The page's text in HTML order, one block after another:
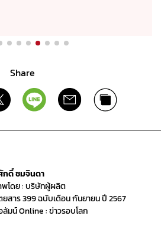
Share
กดิ์ ชมจินดา
พโดย : บริษัทผู้ผลิต
สาร 399 ฉบับเดือน กันยายน ปี 2567
มน์ Online : ข่าวรอบโลก